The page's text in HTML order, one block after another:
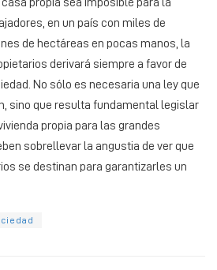
propia sea imposible para la
en un país con miles de
de hectáreas en pocas manos, la
derivará siempre a favor de
No sólo es necesaria una ley que
sino que resulta fundamental legislar
propia para las grandes
sobrellevar la angustia de ver que
se destinan para garantizarles un